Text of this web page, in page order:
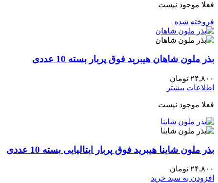
فعلا موجود نیست
فروخته شده
بذر ملون شاهان هیبرید فوق پربار بسته 10 عددی
۲۴,۸۰۰ تومان
اطلاعات بیشتر
فعلا موجود نیست
بذر ملون شاینا هیبرید فوق پربار ایتالیایی بسته 10 عددی
۲۴,۸۰۰ تومان
افزودن به سبد خرید